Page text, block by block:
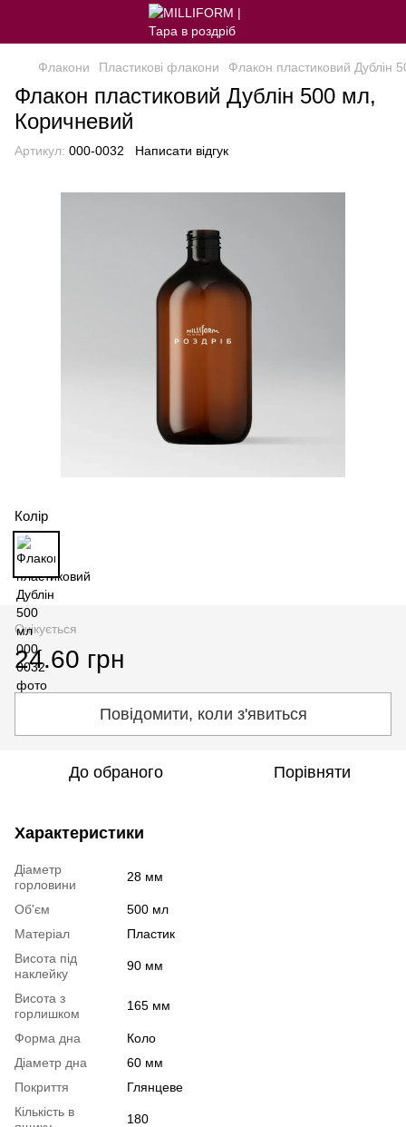
Флакони Пластикові флакони Флакон пластиковий Дублін
Флакон пластиковий Дублін 500 мл,
Коричневий
Артикул: 000-0032 Написати відгук
Колір
Очікується
24.60 грн
Повідомити, коли з'явиться
До обраного Порівняти
Характеристики
Діаметр
горловини
28 мм
Об'єм
500 мл
Матеріал
Пластик
Висота під
наклейку
90 мм
Висота з
горлишком
165 мм
Форма дна
Коло
Діаметр дна
60 мм
Покриття
Глянцеве
Кількість в
180